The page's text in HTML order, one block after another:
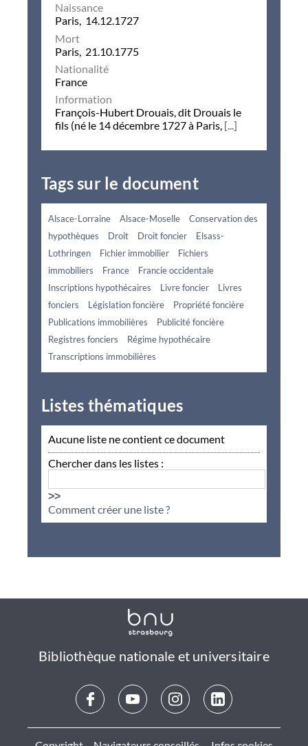
Naissance
Paris, 14.12.1727
Mort
Paris, 21.10.1775
Nationalité
France
Information
François-Hubert Drouais, dit Drouais le
fils (né le 14 décembre 1727 à Paris, [...]
Tags sur le document
Alsace-Lorraine Alsace-Moselle
Conservation des
hypothèques
Droit Droit foncier
Elsass-
Lothringen
Fichier immobilier
Fichiers
immobiliers
France
Francie occidentale
Inscriptions hypothécaires
Livre foncier
Livres
fonciers
Législation foncière
Propriété foncière
Publications immobilières
Publicité foncière
Registres fonciers
Régime hypothécaire
Transcriptions immobilières
Listes thématiques
Aucune liste ne contient ce document
Chercher dans les listes :
>>
Comment créer une liste ?
Bibliothèque nationale et universitaire